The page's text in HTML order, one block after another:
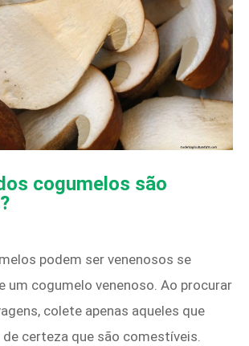
cogumelos são
podem ser venenosos se
um cogumelo venenoso. Ao procurar
colete apenas aqueles que
certeza que são comestíveis.